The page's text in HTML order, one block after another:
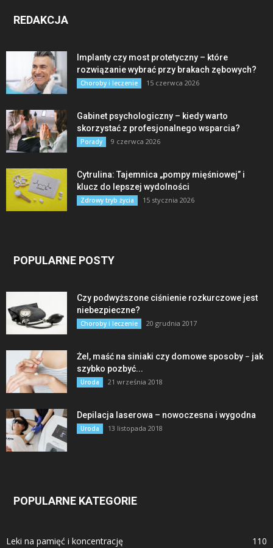
REDAKCJA
Implanty czy most protetyczny – które
rozwiązanie wybrać przy brakach zębowych?
Choroby i leczenie 15 czerwca 2026
Gabinet psychologiczny – kiedy warto
skorzystać z profesjonalnego wsparcia?
Porady 9 czerwca 2026
Cytrulina: Tajemnica „pompy mięśniowej” i
klucz do lepszej wydolności
Zdrowy tryb życia 15 stycznia 2026
POPULARNE POSTY
Czy podwyższone ciśnienie rozkurczowe jest
niebezpieczne?
Choroby i leczenie 20 grudnia 2017
Żel, maść na siniaki czy domowe sposoby − jak
szybko pozbyć...
Uroda 21 września 2018
Depilacja laserowa – nowoczesna i wygodna
Uroda 13 listopada 2018
POPULARNE KATEGORIE
Leki na pamięć i koncentrację
110